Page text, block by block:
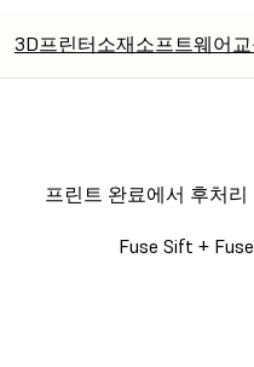
3D프린터소재소프트웨어
프린트 완료에서 후처
Fuse Sift +